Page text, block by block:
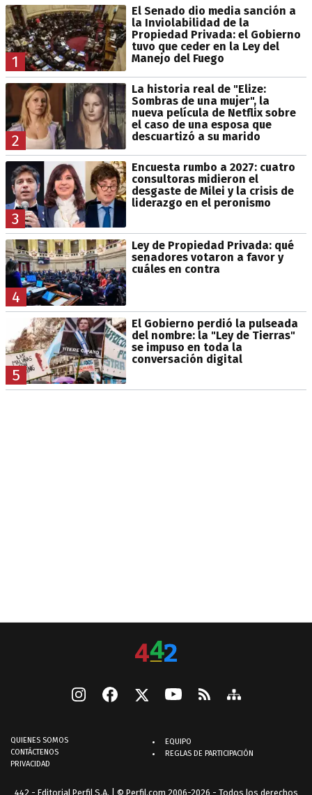
1
El Senado dio media sanción a
la Inviolabilidad de la
Propiedad Privada: el Gobierno
tuvo que ceder en la Ley del
Manejo del Fuego
2
La historia real de "Elize:
Sombras de una mujer", la
nueva película de Netflix sobre
el caso de una esposa que
descuartizó a su marido
3
Encuesta rumbo a 2027: cuatro
consultoras midieron el
desgaste de Milei y la crisis de
liderazgo en el peronismo
4
Ley de Propiedad Privada: qué
senadores votaron a favor y
cuáles en contra
5
El Gobierno perdió la pulseada
del nombre: la "Ley de Tierras"
se impuso en toda la
conversación digital
QUIENES SOMOS
CONTÁCTENOS
PRIVACIDAD
EQUIPO
REGLAS DE PARTICIPACIÓN
442 - Editorial Perfil S.A. | © Perfil.com 2006-2026 - Todos los derechos